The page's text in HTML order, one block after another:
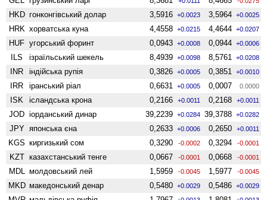
HKD гонконгівський долар 3,5916 +0.0023 3,5964 +0.0025
HRK хорватська куна 4,4558 +0.0215 4,4644 +0.0207
HUF угорський форинт 0,0943 +0.0008 0,0944 +0.0006
ILS ізраїльський шекель 8,4939 +0.0098 8,5761 +0.0208
INR індійська рупія 0,3826 +0.0005 0,3851 +0.0010
IRR іранський ріал 0,6631 +0.0005 0,0007 0.0000
ISK ісландська крона 0,2166 +0.0011 0,2168 +0.0011
JOD іорданський динар 39,2239 +0.0284 39,3788 +0.0282
JPY японська єна 0,2633 +0.0006 0,2650 +0.0011
KGS киргизький сом 0,3290 -0.0002 0,3294 -0.0001
KZT казахстанський тенге 0,0667 -0.0001 0,0668 -0.0001
MDL молдовський лей 1,5959 -0.0045 1,5977 -0.0045
MKD македонський денар 0,5480 +0.0029 0,5486 +0.0029